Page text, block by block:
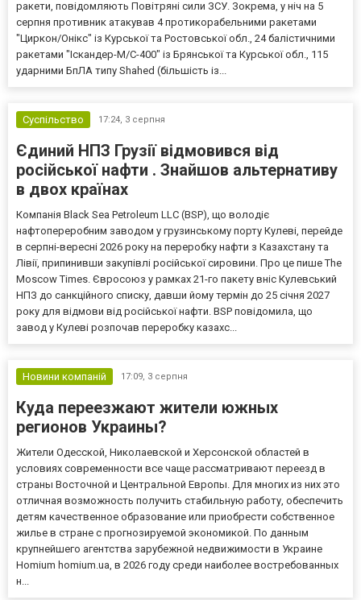
ракети, повідомляють Повітряні сили ЗСУ. Зокрема, у ніч на 5
серпня противник атакував 4 протикорабельними ракетами
"Циркон/Онікс" із Курської та Ростовської обл., 24 балістичними
ракетами "Іскандер-М/С-400" із Брянської та Курської обл., 115
ударними БпЛА типу Shahed (більшість із...
Суспільство 17:24, 3 серпня
Єдиний НПЗ Грузії відмовився від
російської нафти . Знайшов альтернативу
в двох країнах
Компанія Black Sea Petroleum LLC (BSP), що володіє
нафтопереробним заводом у грузинському порту Кулеві, перейде
в серпні-вересні 2026 року на переробку нафти з Казахстану та
Лівії, припинивши закупівлі російської сировини. Про це пише The
Moscow Times. Євросоюз у рамках 21-го пакету вніс Кулевський
НПЗ до санкційного списку, давши йому термін до 25 січня 2027
року для відмови від російської нафти. BSP повідомила, що
завод у Кулеві розпочав переробку казахс...
Новини компаній 17:09, 3 серпня
Куда переезжают жители южных
регионов Украины?
Жители Одесской, Николаевской и Херсонской областей в
условиях современности все чаще рассматривают переезд в
страны Восточной и Центральной Европы. Для многих из них это
отличная возможность получить стабильную работу, обеспечить
детям качественное образование или приобрести собственное
жилье в стране с прогнозируемой экономикой. По данным
крупнейшего агентства зарубежной недвижимости в Украине
Homium homium.ua, в 2026 году среди наиболее востребованных
н...